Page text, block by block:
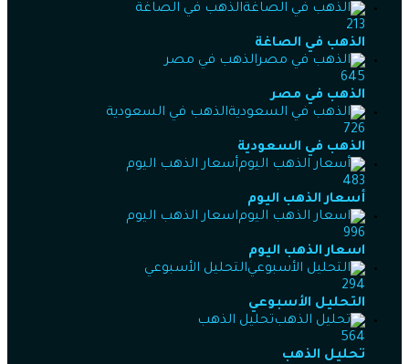
الذهب في الصاغة
213
الذهب في الصاغة
الذهب في مصر
645
الذهب في مصر
الذهب في السعودية
726
الذهب في السعودية
أسعار الذهب اليوم
483
أسعار الذهب اليوم
اسعار الذهب اليوم
996
اسعار الذهب اليوم
التحليل الأسبوعي
294
التحليل الأسبوعي
تحليل الذهب
564
تحليل الذهب